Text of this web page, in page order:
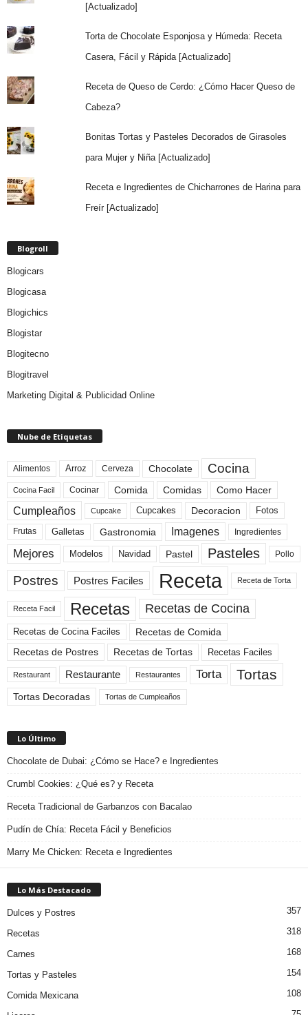
[Actualizado]
Torta de Chocolate Esponjosa y Húmeda: Receta
Casera, Fácil y Rápida [Actualizado]
Receta de Queso de Cerdo: ¿Cómo Hacer Queso de
Cabeza?
Bonitas Tortas y Pasteles Decorados de Girasoles
para Mujer y Niña [Actualizado]
Receta e Ingredientes de Chicharrones de Harina para
Freír [Actualizado]
Blogroll
Blogicars
Blogicasa
Blogichics
Blogistar
Blogitecno
Blogitravel
Marketing Digital & Publicidad Online
Nube de Etiquetas
Alimentos Arroz Cerveza Chocolate Cocina
Cocina Facil Cocinar Comida Comidas Como Hacer
Cumpleaños Cupcake Cupcakes Decoracion Fotos
Frutas Galletas Gastronomia Imagenes Ingredientes
Mejores Modelos Navidad Pastel Pasteles Pollo
Postres Postres Faciles Receta Receta de Torta
Receta Facil Recetas Recetas de Cocina
Recetas de Cocina Faciles
Recetas de Comida
Recetas de Postres
Recetas de Tortas Recetas Faciles
Restaurant Restaurante Restaurantes Torta Tortas
Tortas Decoradas Tortas de Cumpleaños
Lo Último
Chocolate de Dubai: ¿Cómo se Hace? e Ingredientes
Crumbl Cookies: ¿Qué es? y Receta
Receta Tradicional de Garbanzos con Bacalao
Pudín de Chía: Receta Fácil y Beneficios
Marry Me Chicken: Receta e Ingredientes
Lo Más Destacado
Dulces y Postres 357
Recetas 318
Carnes 168
Tortas y Pasteles 154
Comida Mexicana 108